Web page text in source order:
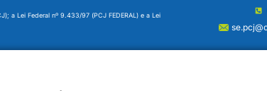
a Lei Federal nº 9.433/97 (PCJ FEDERAL) e a Lei